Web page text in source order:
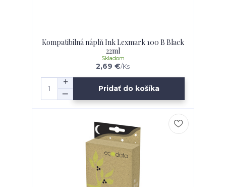
Kompatibilná náplň Ink Lexmark 100 B Black
22ml
2,69 €/Ks
Skladom
Pridať do košíka